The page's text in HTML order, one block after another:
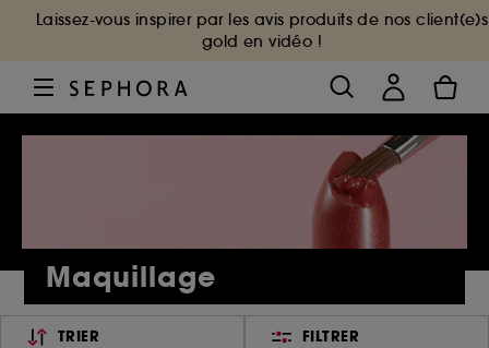
Laissez-vous inspirer par les avis produits de nos client(e)s
gold en vidéo !
Maquillage
TRIER FILTRER